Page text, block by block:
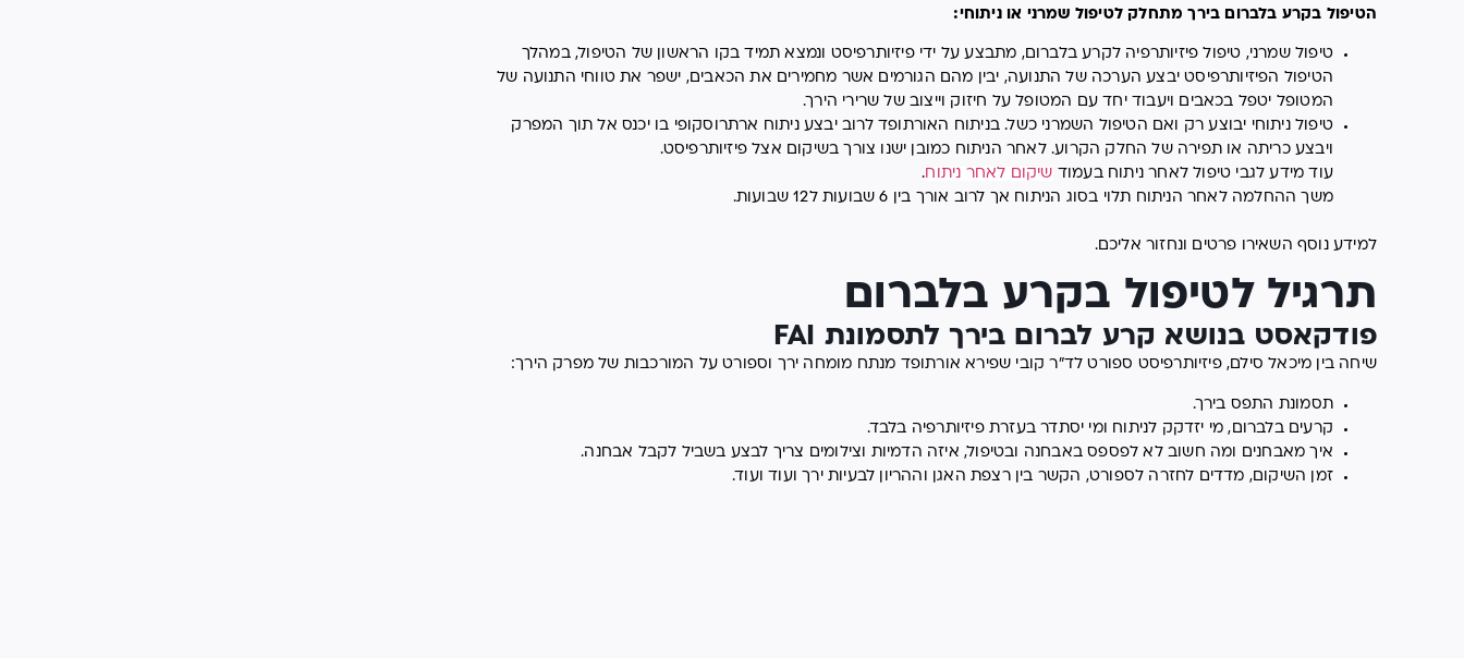
הטיפול בקרע בלברום בירך מתחלק לטיפול שמרני או ניתוחי:
טיפול שמרני, טיפול פיזיותרפיה לקרע בלברום, מתבצע על ידי פיזיותרפיסט ונמצא תמיד בקו הראשון של הטיפול, במהלך
הטיפול הפיזיותרפיסט יבצע הערכה של התנועה, יבין מהם הגורמים אשר מחמירים את הכאבים, ישפר את טווחי התנועה של
המטופל יטפל בכאבים ויעבוד יחד עם המטופל על חיזוק וייצוב של שרירי הירך.
טיפול ניתוחי יבוצע רק ואם הטיפול השמרני כשל. בניתוח האורתופד לרוב יבצע ניתוח ארתרוסקופי בו יכנס אל תוך המפרק
ויבצע כריתה או תפירה של החלק הקרוע. לאחר הניתוח כמובן ישנו צורך בשיקום אצל פיזיותרפיסט.
עוד מידע לגבי טיפול לאחר ניתוח בעמוד שיקום לאחר ניתוח.
משך ההחלמה לאחר הניתוח תלוי בסוג הניתוח אך לרוב אורך בין 6 שבועות ל12 שבועות.
למידע נוסף השאירו פרטים ונחזור אליכם.
תרגיל לטיפול בקרע בלברום
פודקאסט בנושא קרע לברום בירך לתסמונת FAI
שיחה בין מיכאל סילם, פיזיותרפיסט ספורט לד״ר קובי שפירא אורתופד מנתח מומחה ירך וספורט על המורכבות של מפרק הירך:
תסמונת התפס בירך.
קרעים בלברום, מי יזדקק לניתוח ומי יסתדר בעזרת פיזיותרפיה בלבד.
איך מאבחנים ומה חשוב לא לפספס באבחנה ובטיפול, איזה הדמיות וצילומים צריך לבצע בשביל לקבל אבחנה.
זמן השיקום, מדדים לחזרה לספורט, הקשר בין רצפת האגן וההריון לבעיות ירך ועוד ועוד.